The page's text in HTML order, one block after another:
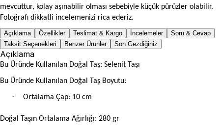
mevcuttur, kolay aşınabilir olması sebebiyle küçük pürüzler olabilir.
Fotoğrafı dikkatli incelemenizi rica ederiz.
Açıklama Özellikler Teslimat & Kargo İncelemeler
Soru & Cevap
Taksit Seçenekleri
Benzer Ürünler Son Gezdiğiniz
Açıklama
Bu Üründe Kullanılan Doğal Taş: Selenit Taşı
Bu Üründe Kullanılan Doğal Taş Boyutu:
· Ortalama Çap: 10 cm
Doğal Taşın Ortalama Ağırlığı: 280 gr